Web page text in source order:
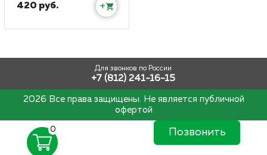
420 руб. +
Для звонков по России
+7 (812) 241-16-15
2026 Все права защищены. Не является публичной
офертой
Позвонить
0